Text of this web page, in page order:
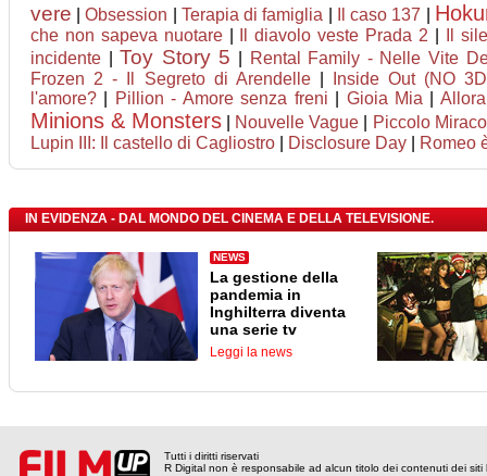
vere |Obsession Terapia di famiglia Il caso 137
che non sapeva nuotare| Il diavolo veste Prada 2
Il
incidente |Toy Story 5
Rental Family - Nelle Vite
Frozen 2 - Il Segreto di Arendelle|
Inside Out (NO
l'amore?
Pillion - Amore senza freni Gioia Mia
Minions & Monsters Nouvelle Vague
Piccolo
Lupin III: Il castello di Cagliostro
Disclosure Day Romeo
IN EVIDENZA - DAL MONDO DEL CINEMA E DELLA TELEVISIONE.
NEWS
La gestione della
pandemia in
Inghilterra diventa
una serie tv
Leggi la news
Tutti i diritti riservati
R Digital non è responsabile ad alcun titolo dei contenuti dei siti